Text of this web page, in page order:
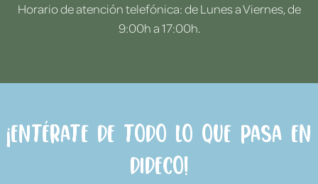
Horario de atención telefónica: de Lunes a Viernes, de
9:00h a 17:00h.
¡Entérate de todo lo que pasa en
Dideco!